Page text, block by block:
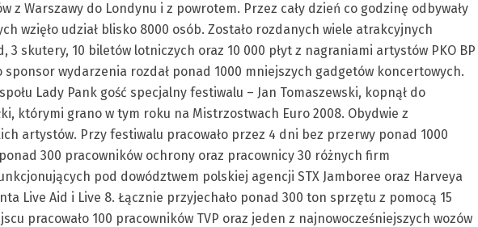
z Warszawy do Londynu i z powrotem. Przez cały dzień co godzinę odbywały
wzięło udział blisko 8000 osób. Zostało rozdanych wiele atrakcyjnych
3 skutery, 10 biletów lotniczych oraz 10 000 płyt z nagraniami artystów PKO BP
sponsor wydarzenia rozdał ponad 1000 mniejszych gadgetów koncertowych.
Lady Pank gość specjalny festiwalu – Jan Tomaszewski, kopnął do
którymi grano w tym roku na Mistrzostwach Euro 2008. Obydwie z
artystów. Przy festiwalu pracowało przez 4 dni bez przerwy ponad 1000
300 pracowników ochrony oraz pracownicy 30 różnych firm
pod dowództwem polskiej agencji STX Jamboree oraz Harveya
Live Aid i Live 8. Łącznie przyjechało ponad 300 ton sprzętu z pomocą 15
pracowało 100 pracowników TVP oraz jeden z najnowocześniejszych wozów